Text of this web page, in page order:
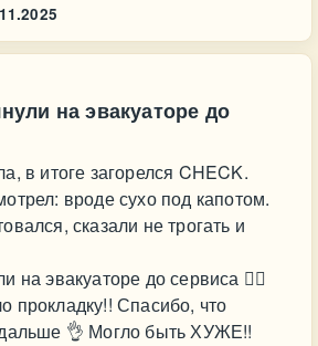
на эвакуаторе до
в итоге загорелся CHECK.
вроде сухо под капотом.
сказали не трогать и
на эвакуаторе до сервиса 🖐🏼
прокладку!! Спасибо, что
дальше 👌 Могло быть ХУЖЕ!!